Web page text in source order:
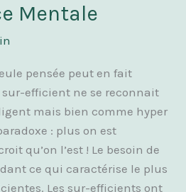
Mentale
pensée peut en fait
sur-efficient ne se reconnait
mais bien comme hyper
: plus on est
qu’on l’est ! Le besoin de
ce qui caractérise le plus
Les sur-efficients ont